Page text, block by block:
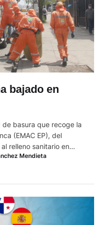
bajado en
basura que recoge la
(EMAC EP), del
relleno sanitario en
En lo que va de este
en promedio 424,00
Mendieta